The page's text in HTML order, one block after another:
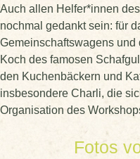
Auch allen Helfer*innen
nochmal gedankt sein: für
Gemeinschaftswagens und
Koch des famosen
den Kuchenbäckern und
insbesondere Charli, die
Organisation des
Fotos